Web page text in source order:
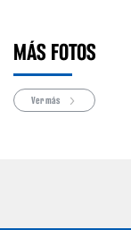
MÁS FOTOS
Ver más